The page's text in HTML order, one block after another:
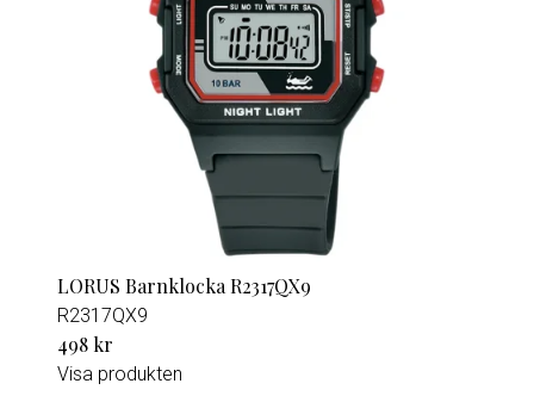
LORUS Barnklocka R2317QX9
R2317QX9
498 kr
Visa produkten